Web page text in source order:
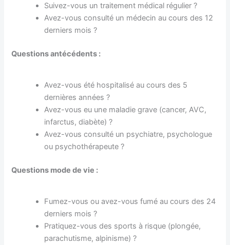
Suivez-vous un traitement médical régulier ?
Avez-vous consulté un médecin au cours des 12
derniers mois ?
Questions antécédents :
Avez-vous été hospitalisé au cours des 5
dernières années ?
Avez-vous eu une maladie grave (cancer, AVC,
infarctus, diabète) ?
Avez-vous consulté un psychiatre, psychologue
ou psychothérapeute ?
Questions mode de vie :
Fumez-vous ou avez-vous fumé au cours des 24
derniers mois ?
Pratiquez-vous des sports à risque (plongée,
parachutisme, alpinisme) ?